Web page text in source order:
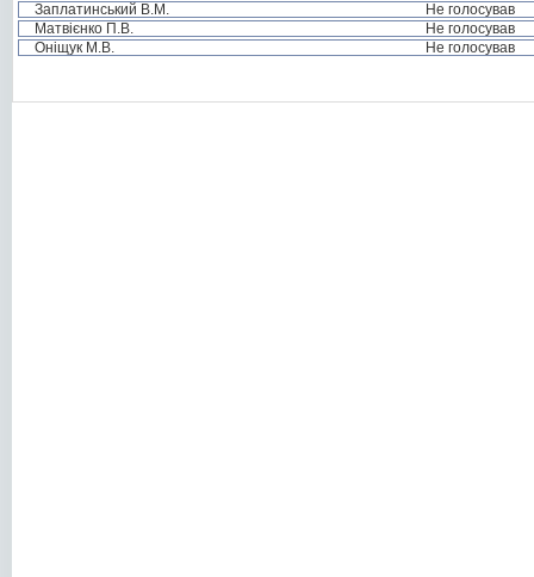
Заплатинський В.М.
Не голосував
Матвієнко П.В.
Не голосував
Оніщук М.В.
Не голосував